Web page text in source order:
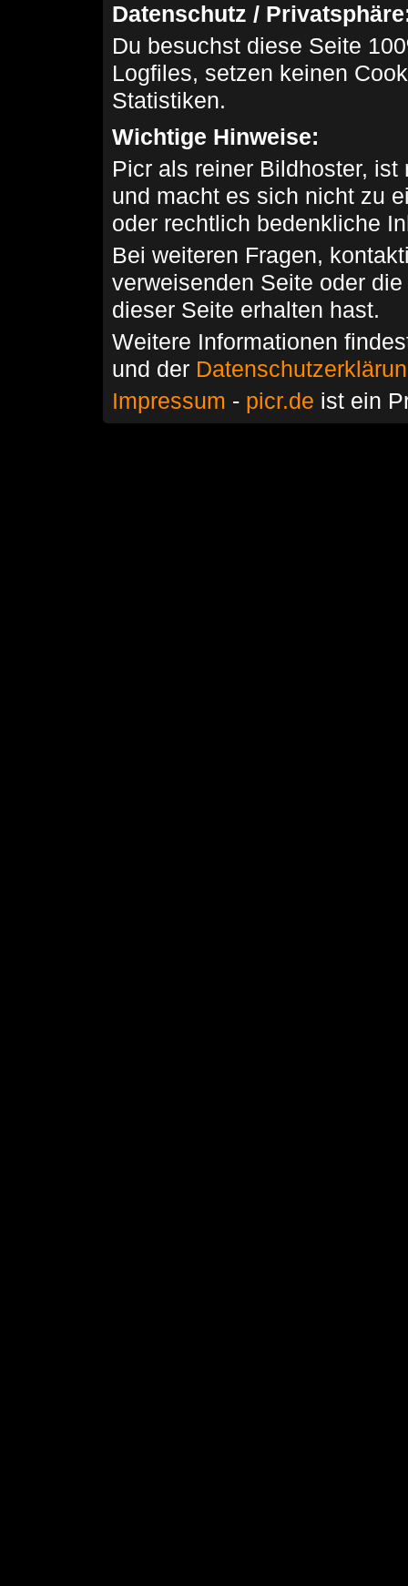
Datenschutz /
Du besuchst diese Seite
Logfiles, setzen keinen
Statistiken.
Wichtige Hinweise:
Picr als reiner Bildhoster,
und macht es sich nicht zu
oder rechtlich bedenkliche
Bei weiteren Fragen,
verweisenden Seite oder
dieser Seite erhalten hast.
Weitere Informationen
und der
Impressum - picr.de ist ein